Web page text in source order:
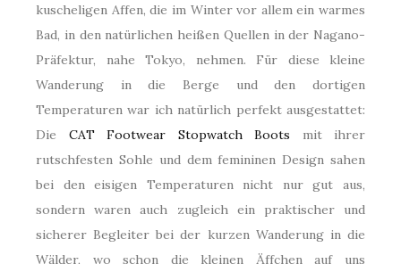
kuscheligen Affen, die im Winter vor allem ein warmes
Bad, in den natürlichen heißen Quellen in der Nagano-
Präfektur, nahe Tokyo, nehmen. Für diese kleine
Wanderung in die Berge und den dortigen
Temperaturen war ich natürlich perfekt ausgestattet:
Die CAT Footwear Stopwatch Boots mit ihrer
rutschfesten Sohle und dem femininen Design sahen
bei den eisigen Temperaturen nicht nur gut aus,
sondern waren auch zugleich ein praktischer und
sicherer Begleiter bei der kurzen Wanderung in die
Wälder, wo schon die kleinen Äffchen auf uns